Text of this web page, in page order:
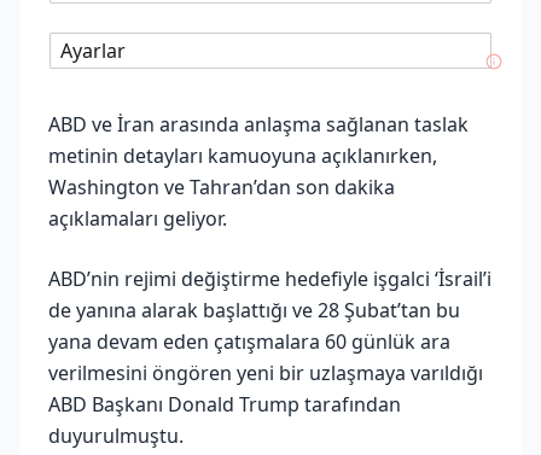
Ayarlar
ABD ve İran arasında anlaşma sağlanan taslak
metinin detayları kamuoyuna açıklanırken,
Washington ve Tahran’dan son dakika
açıklamaları geliyor.
ABD’nin rejimi değiştirme hedefiyle işgalci ‘İsrail’i
de yanına alarak başlattığı ve 28 Şubat’tan bu
yana devam eden çatışmalara 60 günlük ara
verilmesini öngören yeni bir uzlaşmaya varıldığı
ABD Başkanı Donald Trump tarafından
duyurulmuştu.